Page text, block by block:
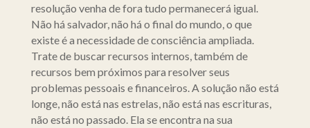
resolução venha de fora tudo permanecerá igual.
Não há salvador, não há o final do mundo, o que
existe é a necessidade de consciência ampliada.
Trate de buscar recursos internos, também de
recursos bem próximos para resolver seus
problemas pessoais e financeiros. A solução não está
longe, não está nas estrelas, não está nas escrituras,
não está no passado. Ela se encontra na sua